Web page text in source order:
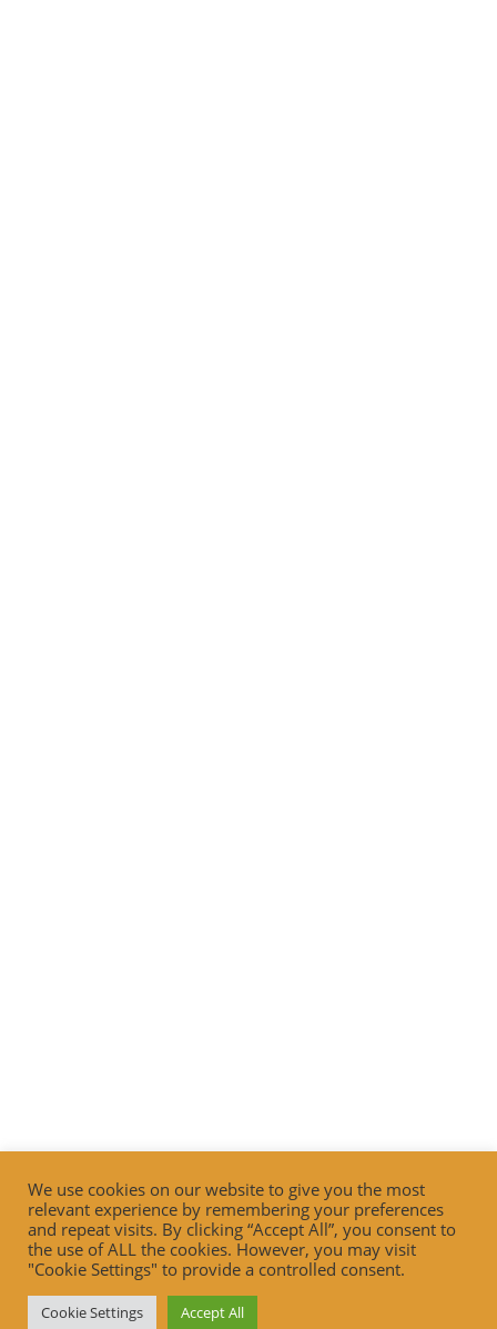
We use cookies on our website to give you the most
relevant experience by remembering your preferences
and repeat visits. By clicking “Accept All”, you consent to
the use of ALL the cookies. However, you may visit
"Cookie Settings" to provide a controlled consent.
Cookie Settings Accept All